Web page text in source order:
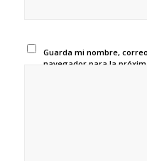
Guarda mi nombre,
navegador para la